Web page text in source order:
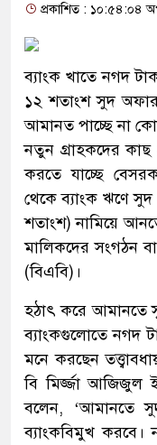
প্রকাশিত : ১০:৫৪:০৪
ব্যাংক খাতে নগদ
১২ শতাংশ সুদ অফার
আমানত পাচ্ছে না
নতুন গ্রাহকদের
করতে যাচ্ছে
থেকে ব্যাংক ঋণে সুদ
শতাংশ) নামিয়ে
মালিকদের সংগঠন
(বিএবি)।
হঠাৎ করে আমানতে
ব্যাংকগুলোতে নগদ
মনে করছেন
বি মির্জ্জা আজিজুল
বলেন, ‘আমানতে
ব্যাংকবিমুখ